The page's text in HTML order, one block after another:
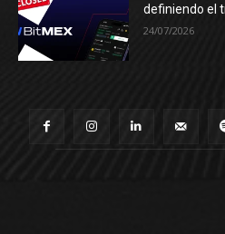
definiendo el
24/07/2026